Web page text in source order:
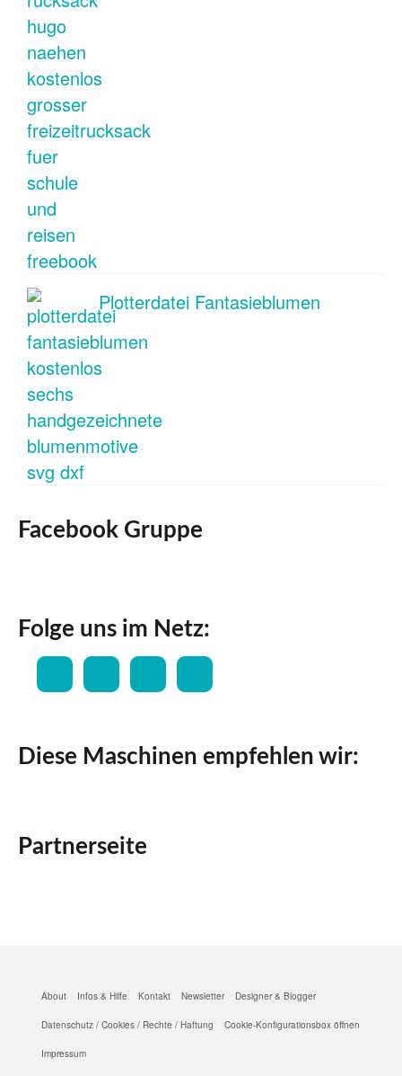
Plotterdatei Fantasieblumen
Facebook Gruppe
Folge uns im Netz:
Diese Maschinen empfehlen wir:
Partnerseite
About Infos & Hilfe Kontakt Newsletter Designer & Blogger
Datenschutz / Cookies / Rechte / Haftung Cookie-Konfigurationsbox öffnen
Impressum